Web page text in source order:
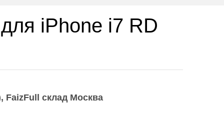
iPhone i7 RD
FaizFull склад Москва